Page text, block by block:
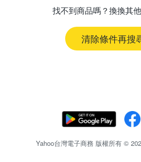
找不到商品嗎？換換其
清除條件再搜
Yahoo台灣電子商務 版權所有 ©